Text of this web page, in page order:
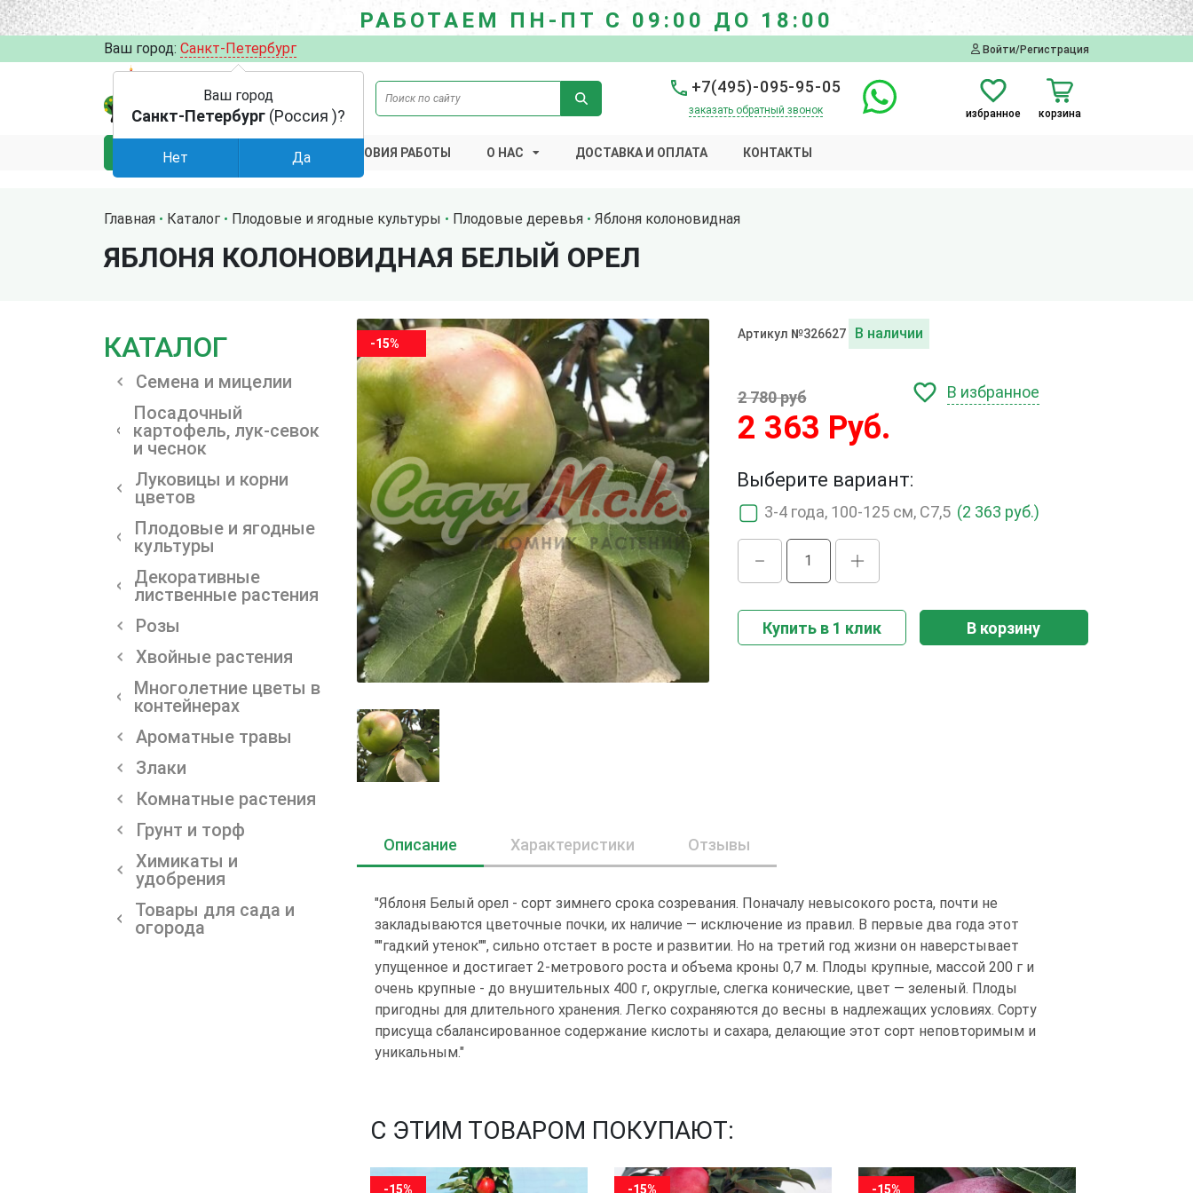
РАБОТАЕМ ПН-ПТ С 09:00 ДО 18:00
Ваш город: Санкт-Петербург Войти/Регистрация
+7(495)-095-95-05
заказать обратный звонок избранное корзина
КАТАЛОГ АКЦИИ УСЛОВИЯ РАБОТЫ О НАС ДОСТАВКА И ОПЛАТА КОНТАКТЫ
Главная Каталог Плодовые и ягодные культуры Плодовые деревья Яблоня колоновидная
ЯБЛОНЯ КОЛОНОВИДНАЯ БЕЛЫЙ ОРЕЛ
КАТАЛОГ
Семена и мицелии
Посадочный
картофель, лук-севок
и чеснок
Луковицы и корни
цветов
Плодовые и ягодные
культуры
Декоративные
лиственные растения
Розы
Хвойные растения
Многолетние цветы в
контейнерах
Ароматные травы
Злаки
Комнатные растения
Грунт и торф
Химикаты и
удобрения
Товары для сада и
огорода
-15%
Артикул №326627 В наличии
2 780 руб
2 363 Руб.
В избранное
Выберите вариант:
3-4 года, 100-125 см, С7,5 (2 363 руб.)
Купить в 1 клик В корзину
Описание Характеристики Отзывы
"Яблоня Белый орел - сорт зимнего срока созревания. Поначалу невысокого роста, почти не
закладываются цветочные почки, их наличие — исключение из правил. В первые два года этот
""гадкий утенок"", сильно отстает в росте и развитии. Но на третий год жизни он наверстывает
упущенное и достигает 2-метрового роста и объема кроны 0,7 м. Плоды крупные, массой 200 г и
очень крупные - до внушительных 400 г, округлые, слегка конические, цвет — зеленый. Плоды
пригодны для длительного хранения. Легко сохраняются до весны в надлежащих условиях. Сорту
присуща сбалансированное содержание кислоты и сахара, делающие этот сорт неповторимым и
уникальным."
С ЭТИМ ТОВАРОМ ПОКУПАЮТ:
-15% -15% -15%
Ваш город
Санкт-Петербург (Россия )?
Нет Да